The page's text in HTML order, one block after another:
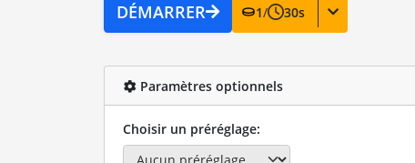
DÉMARRER 1/ 30s
Paramètres optionnels
Choisir un préréglage: